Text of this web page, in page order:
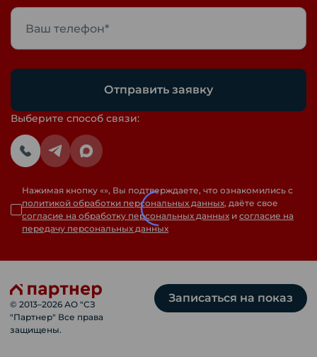
Отправить заявку
Выберите способ связи:
Нажимая кнопку «», Вы подтверждаете, что ознакомились с
политикой обработки персональных данных, даёте свое
согласие на обработку персональных данных и согласие на
передачу персональных данных
© 2013–2026 АО "СЗ
"Партнер" Все права
защищены.
Записаться на показ